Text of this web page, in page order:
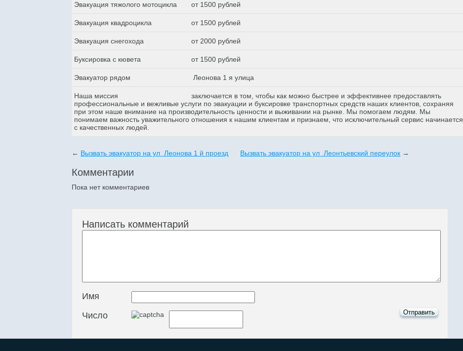
Эвакуация тяжолого мотоцикла от 1500 рублей
Эвакуация квадроцикла от 1500 рублей
Эвакуация снегохода от 2000 рублей
Буксировка с кювета от 1500 рублей
Эвакуатор рядом Леонова 1 я улица
Наша миссия
заключается в том, чтобы как можно быстрее и эффективнее предоставлять
профессиональные и вежливые услуги по эвакуации и буксировке транспортных средств наших клиентов, сохраняя
при этом наше внимание на производительность ценности и выживании на рынке. Мы помогаем людям. Мы
понимаем важность уважительного отношения к нашим клиентам и признаем, что исключительный сервис начинается
с качественных людей.
← Вызвать эвакуатор на ул Леонова 1 й проезд Вызвать эвакуатор на ул Леонтьевский переулок →
Комментарии
Пока нет комментариев
Написать комментарий
Имя
Число